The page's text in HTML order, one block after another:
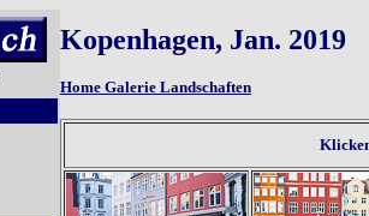
Kopenhagen, Jan. 2019
Home Galerie Landschaften